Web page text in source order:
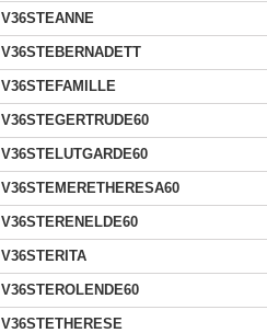
V36STEANNE
V36STEBERNADETT
V36STEFAMILLE
V36STEGERTRUDE60
V36STELUTGARDE60
V36STEMERETHERESA60
V36STERENELDE60
V36STERITA
V36STEROLENDE60
V36STETHERESE